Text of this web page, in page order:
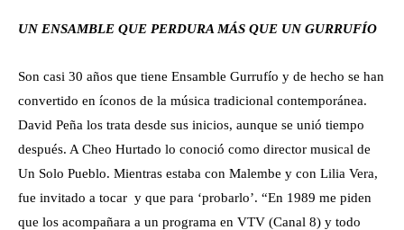
UN ENSAMBLE QUE PERDURA MÁS QUE UN GURRUFÍO
Son casi 30 años que tiene Ensamble Gurrufío y de hecho se han
convertido en íconos de la música tradicional contemporánea.
David Peña los trata desde sus inicios, aunque se unió tiempo
después. A Cheo Hurtado lo conoció como director musical de
Un Solo Pueblo. Mientras estaba con Malembe y con Lilia Vera,
fue invitado a tocar y que para ‘probarlo’. “En 1989 me piden
que los acompañara a un programa en VTV (Canal 8) y todo